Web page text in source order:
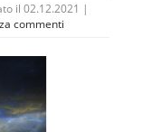
il 02.12.2021 |
commenti